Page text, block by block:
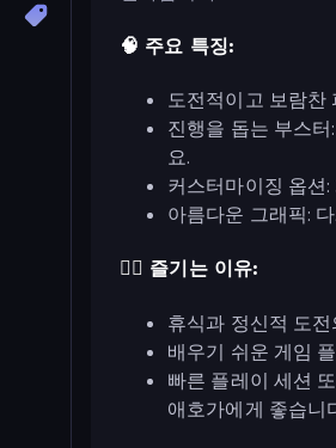
🧠 주요 특징:
도전적이고 보람찬
진행을 돕는 부스
요.
커스터마이징 옵션
아름다운 그래픽:
🧘‍♀️ 즐기는 이유:
휴식과 정신적 도
배우기 쉬운 게임
빠른 플레이 세션
애호가에게 좋습니